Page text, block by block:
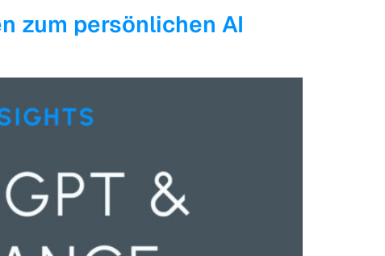
zum persönlichen AI